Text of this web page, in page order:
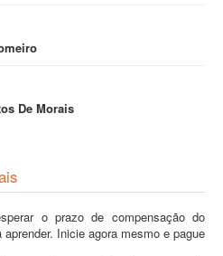
De Morais
o prazo de compensação do
Inicie agora mesmo e pague